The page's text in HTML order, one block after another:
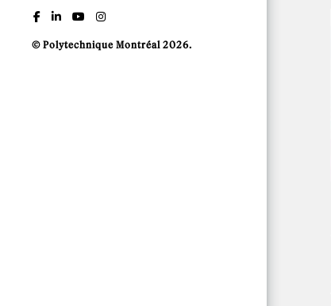
© Polytechnique Montréal 2026.